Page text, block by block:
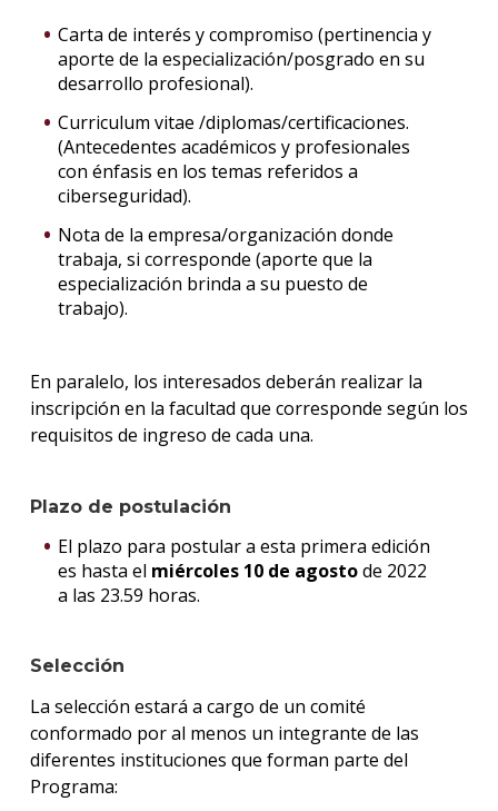
Carta de interés y compromiso (pertinencia y
aporte de la especialización/posgrado en su
desarrollo profesional).
Curriculum vitae /diplomas/certificaciones.
(Antecedentes académicos y profesionales
con énfasis en los temas referidos a
ciberseguridad).
Nota de la empresa/organización donde
trabaja, si corresponde (aporte que la
especialización brinda a su puesto de
trabajo).
En paralelo, los interesados deberán realizar la
inscripción en la facultad que corresponde según los
requisitos de ingreso de cada una.
Plazo de postulación
El plazo para postular a esta primera edición
es hasta el miércoles 10 de agostode 2022
a las 23.59 horas.
Selección
La selección estará a cargo de un comité
conformado por al menos un integrante de las
diferentes instituciones que forman parte del
Programa: